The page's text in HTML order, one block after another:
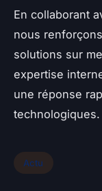
En collaborant
nous
solutions sur
expertise
une réponse
technologiques.
Actu